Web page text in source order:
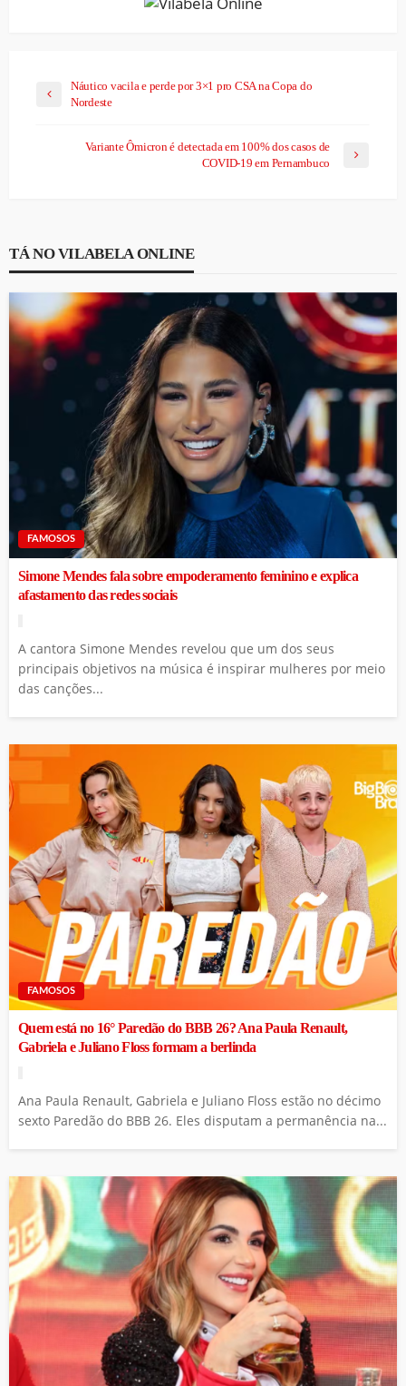
Náutico vacila e perde por 3×1 pro CSA na Copa do
Nordeste
Variante Ômicron é detectada em 100% dos casos de
COVID-19 em Pernambuco
TÁ NO VILABELA ONLINE
FAMOSOS
Simone Mendes fala sobre empoderamento feminino e explica
afastamento das redes sociais
A cantora Simone Mendes revelou que um dos seus
principais objetivos na música é inspirar mulheres por meio
das canções...
FAMOSOS
Quem está no 16° Paredão do BBB 26? Ana Paula Renault,
Gabriela e Juliano Floss formam a berlinda
Ana Paula Renault, Gabriela e Juliano Floss estão no décimo
sexto Paredão do BBB 26. Eles disputam a permanência na...